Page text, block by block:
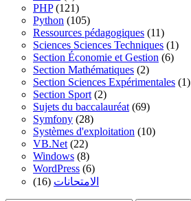
PHP(121)
Python (105)
Ressources pédagogiques (11)
Sciences Sciences Techniques (1)
Section Économie et Gestion (6)
Section Mathématiques (2)
Section Sciences Expérimentales (1)
Section Sport (2)
Sujets du baccalauréat (69)
Symfony (28)
Systèmes d'exploitation (10)
VB.Net (22)
Windows (8)
WordPress (6)
الامتحانات (16)